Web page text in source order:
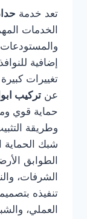
تعد خدمة
الخدمات
إضافية
تغييرات
عن تركيب
حماية قوي
وطريقة
شبك
الطوابق
الشرفات،
تنفيذه
العملي،